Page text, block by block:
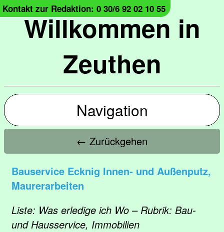
Willkommen in
Zeuthen
Kontakt zur Redaktion: 0 30/6 92 02 10 55
Navigation
← Zurückgehen
Bauservice Ecknig Innen- und Außenputz,
Maurerarbeiten
Liste: Was erledige ich Wo – Rubrik: Bau-
und Hausservice, Immobilien